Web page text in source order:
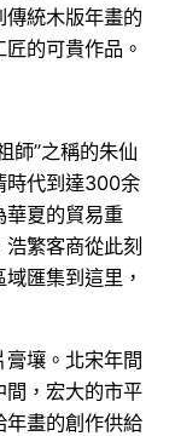
傳統木版年畫的
的可貴作品。
師”之稱的朱仙
時代到達300余
華夏的貿易重
繁客商從此刻
匯集到這里，
壤。北宋年間
間，宏大的市平
年畫的創作供給